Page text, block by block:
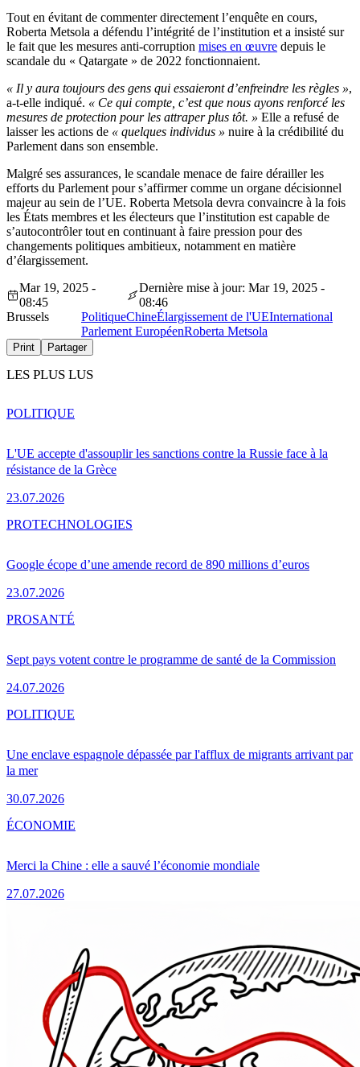
Tout en évitant de commenter directement l’enquête en cours,
Roberta Metsola a défendu l’intégrité de l’institution et a insisté sur
le fait que les mesures anti-corruption mises en œuvre depuis le
scandale du « Qatargate » de 2022 fonctionnaient.
« Il y aura toujours des gens qui essaieront d’enfreindre les règles »,
a-t-elle indiqué. « Ce qui compte, c’est que nous ayons renforcé les
mesures de protection pour les attraper plus tôt. » Elle a refusé de
laisser les actions de « quelques individus » nuire à la crédibilité du
Parlement dans son ensemble.
Malgré ses assurances, le scandale menace de faire dérailler les
efforts du Parlement pour s’affirmer comme un organe décisionnel
majeur au sein de l’UE. Roberta Metsola devra convaincre à la fois
les États membres et les électeurs que l’institution est capable de
s’autocontrôler tout en continuant à faire pression pour des
changements politiques ambitieux, notamment en matière
d’élargissement.
Mar 19, 2025 -
08:45
Dernière mise à jour: Mar 19, 2025 -
08:46
Brussels
PolitiqueChineÉlargissement de l'UEInternational
Parlement EuropéenRoberta Metsola
Print Partager
LES PLUS LUS
L'UE accepte d'assouplir les sanctions contre la Russie face à la
résistance de la Grèce
23.07.2026
POLITIQUE
Google écope d’une amende record de 890 millions d’euros
23.07.2026
PROTECHNOLOGIES
Sept pays votent contre le programme de santé de la Commission
24.07.2026
PROSANTÉ
Une enclave espagnole dépassée par l'afflux de migrants arrivant par
la mer
30.07.2026
POLITIQUE
Merci la Chine : elle a sauvé l’économie mondiale
27.07.2026
ÉCONOMIE